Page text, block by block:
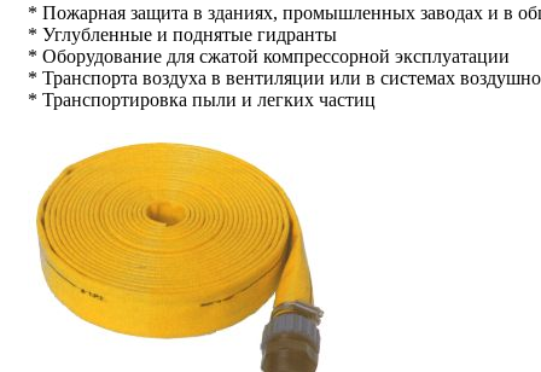
* Пожарная защита в зданиях, промышленных заводах и в
* Углубленные и поднятые гидранты
* Оборудование для сжатой компрессорной эксплуатации
* Транспорта воздуха в вентиляции или в системах
* Транспортировка пыли и легких частиц